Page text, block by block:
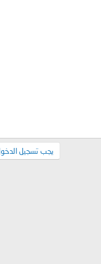
يجب تسجيل